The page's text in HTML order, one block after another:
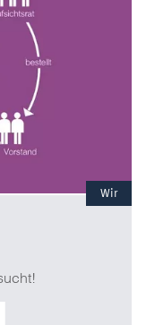
Wir